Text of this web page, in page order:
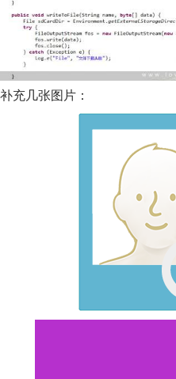
补充几张图片：